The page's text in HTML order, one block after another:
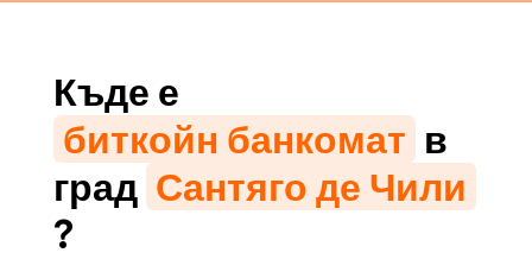
Къде е
биткойн банкомат в
град Сантяго де Чили
?